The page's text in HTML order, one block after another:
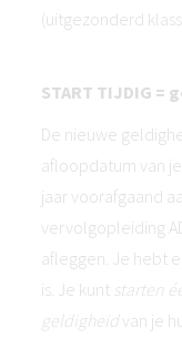
(uitgezonderd
START TIJDIG =
De nieuwe
afloopdatum van
jaar voorafgaand
vervolgopleiding
afleggen. Je hebt
is. Je kunt starten
geldigheidvan je